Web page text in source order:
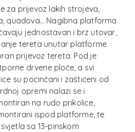
za prijevoz lakih strojeva,
quadova… Nagibna platforma
jednostavan i brz utovar,
tereta unutar platforme
prijevoz tereta. Pod je
drvene ploče, a svi
su pocinčani i zaštićeni od
opremi nalazi se i
na rudo prikolice,
ispod platforme, te
sa 13-pinskom